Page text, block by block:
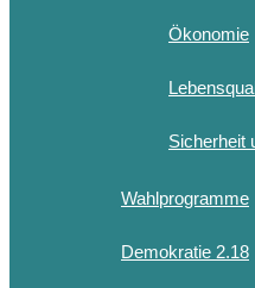
Ökonomie
Sicherheit
Wahlprogramme
Demokratie 2.18